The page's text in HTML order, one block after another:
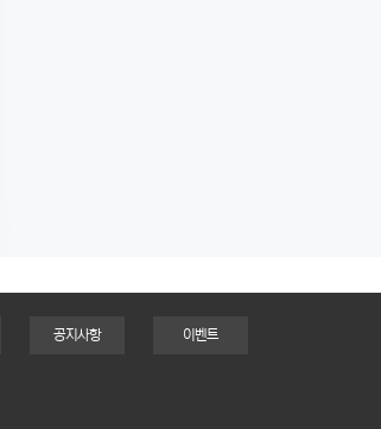
공지사항 이벤트